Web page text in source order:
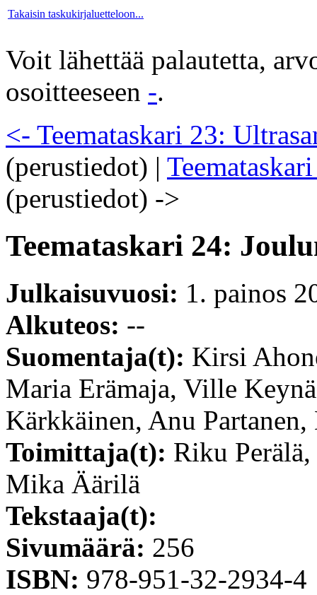
Takaisin taskukirjaluetteloon...
Voit lähettää palautetta,
osoitteeseen -.
<- Teemataskari 23:
(perustiedot) |
(perustiedot) ->
Teemataskari 24:
Julkaisuvuosi: 1. painos
Alkuteos: --
Suomentaja(t): Kirsi
Maria Erämaja, Ville
Kärkkäinen, Anu
Toimittaja(t): Riku
Mika Äärilä
Tekstaaja(t):
Sivumäärä: 256
ISBN: 978-951-32-2934-4